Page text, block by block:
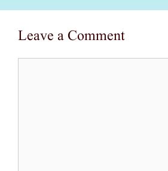
Leave a Comment